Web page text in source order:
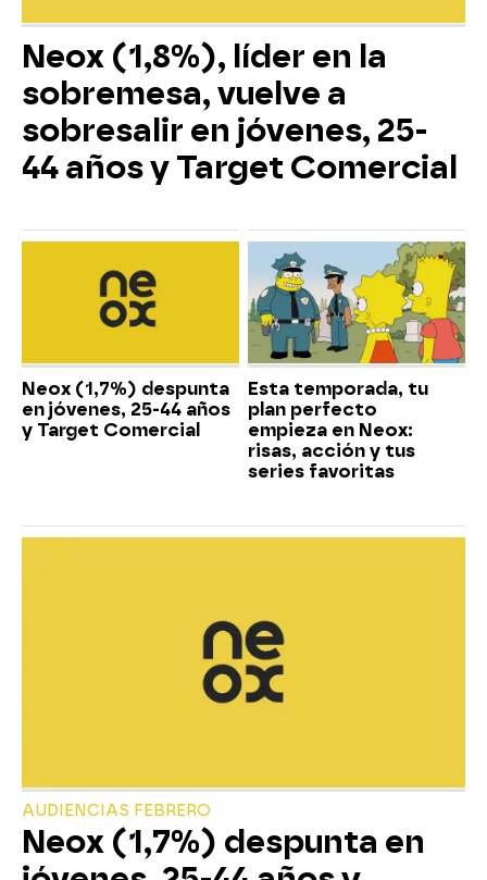
Neox (1,8%), líder en la
sobremesa, vuelve a
sobresalir en jóvenes, 25-
44 años y Target Comercial
Neox (1,7%) despunta
en jóvenes, 25-44 años
y Target Comercial
Esta temporada, tu
plan perfecto
empieza en Neox:
risas, acción y tus
series favoritas
AUDIENCIAS FEBRERO
Neox (1,7%) despunta en